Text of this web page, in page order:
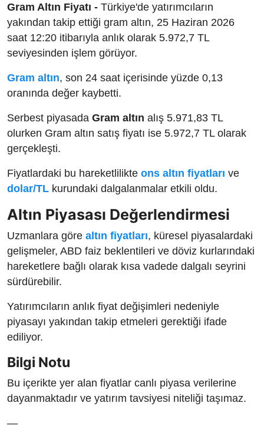
Gram Altın Fiyatı - Türkiye'de yatırımcıların
yakından takip ettiği gram altın, 25 Haziran 2026
saat 12:20 itibarıyla anlık olarak 5.972,7 TL
seviyesinden işlem görüyor.
Gram altın, son 24 saat içerisinde yüzde 0,13
oranında değer kaybetti.
Serbest piyasada Gram altın alış 5.971,83 TL
olurken Gram altın satış fiyatı ise 5.972,7 TL olarak
gerçekleşti.
Fiyatlardaki bu hareketlilikte ons altın fiyatları ve
dolar/TL kurundaki dalgalanmalar etkili oldu.
Altın Piyasası Değerlendirmesi
Uzmanlara göre altın fiyatları, küresel piyasalardaki
gelişmeler, ABD faiz beklentileri ve döviz kurlarındaki
hareketlere bağlı olarak kısa vadede dalgalı seyrini
sürdürebilir.
Yatırımcıların anlık fiyat değişimleri nedeniyle
piyasayı yakından takip etmeleri gerektiği ifade
ediliyor.
Bilgi Notu
Bu içerikte yer alan fiyatlar canlı piyasa verilerine
dayanmaktadır ve yatırım tavsiyesi niteliği taşımaz.
—